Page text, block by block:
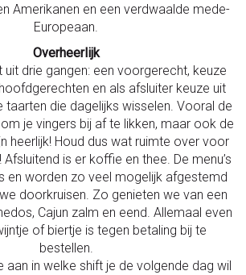
Amerikanen en een verdwaalde mede-
Europeaan.
Overheerlijk
uit drie gangen: een voorgerecht, keuze
en als afsluiter keuze uit
taarten die dagelijks wisselen. Vooral de
je vingers bij af te likken, maar ook de
heerlijk! Houd dus wat ruimte over voor
is er koffie en thee. De menu’s
en worden zo veel mogelijk afgestemd
doorkruisen. Zo genieten we van een
Cajun zalm en eend. Allemaal even
of biertje is tegen betaling bij te
bestellen.
aan in welke shift je de volgende dag wil